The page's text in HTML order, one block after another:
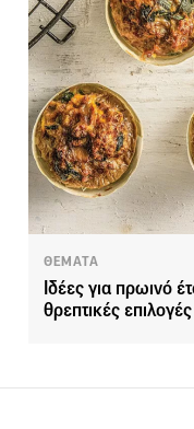
ΘΕΜΑΤΑ
Ιδέες για πρωινό
θρεπτικές